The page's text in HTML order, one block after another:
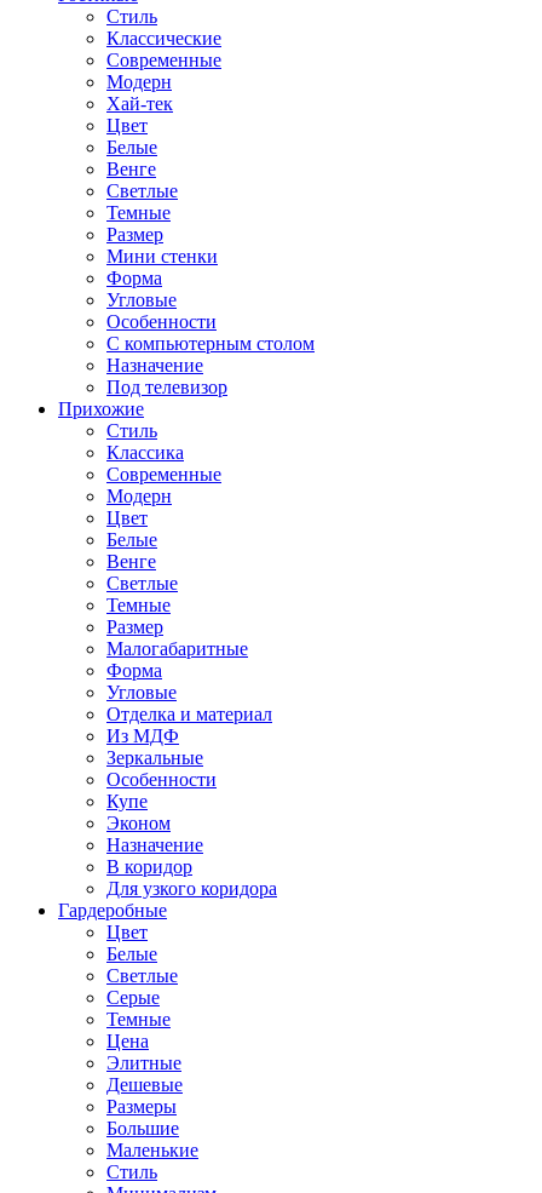
Стиль
Классические
Современные
Модерн
Хай-тек
Цвет
Белые
Венге
Светлые
Темные
Размер
Мини стенки
Форма
Угловые
Особенности
С компьютерным столом
Назначение
Под телевизор
Прихожие
Стиль
Классика
Современные
Модерн
Цвет
Белые
Венге
Светлые
Темные
Размер
Малогабаритные
Форма
Угловые
Отделка и материал
Из МДФ
Зеркальные
Особенности
Купе
Эконом
Назначение
В коридор
Для узкого коридора
Гардеробные
Цвет
Белые
Светлые
Серые
Темные
Цена
Элитные
Дешевые
Размеры
Большие
Маленькие
Стиль